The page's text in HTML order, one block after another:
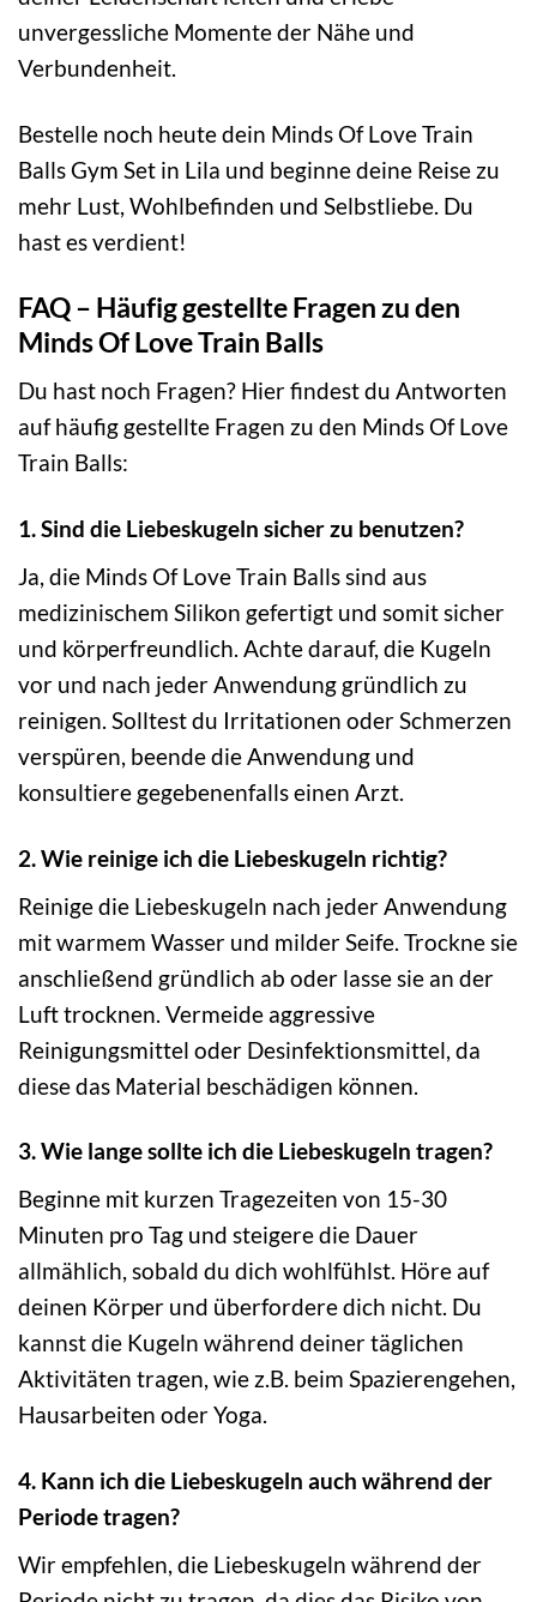
unvergessliche Momente der Nähe und
Verbundenheit.
Bestelle noch heute dein Minds Of Love Train
Balls Gym Set in Lila und beginne deine Reise zu
mehr Lust, Wohlbefinden und Selbstliebe. Du
hast es verdient!
FAQ – Häufig gestellte Fragen zu den
Minds Of Love Train Balls
Du hast noch Fragen? Hier findest du Antworten
auf häufig gestellte Fragen zu den Minds Of Love
Train Balls:
1. Sind die Liebeskugeln sicher zu benutzen?
Ja, die Minds Of Love Train Balls sind aus
medizinischem Silikon gefertigt und somit sicher
und körperfreundlich. Achte darauf, die Kugeln
vor und nach jeder Anwendung gründlich zu
reinigen. Solltest du Irritationen oder Schmerzen
verspüren, beende die Anwendung und
konsultiere gegebenenfalls einen Arzt.
2. Wie reinige ich die Liebeskugeln richtig?
Reinige die Liebeskugeln nach jeder Anwendung
mit warmem Wasser und milder Seife. Trockne sie
anschließend gründlich ab oder lasse sie an der
Luft trocknen. Vermeide aggressive
Reinigungsmittel oder Desinfektionsmittel, da
diese das Material beschädigen können.
3. Wie lange sollte ich die Liebeskugeln tragen?
Beginne mit kurzen Tragezeiten von 15-30
Minuten pro Tag und steigere die Dauer
allmählich, sobald du dich wohlfühlst. Höre auf
deinen Körper und überfordere dich nicht. Du
kannst die Kugeln während deiner täglichen
Aktivitäten tragen, wie z.B. beim Spazierengehen,
Hausarbeiten oder Yoga.
4. Kann ich die Liebeskugeln auch während der
Periode tragen?
Wir empfehlen, die Liebeskugeln während der